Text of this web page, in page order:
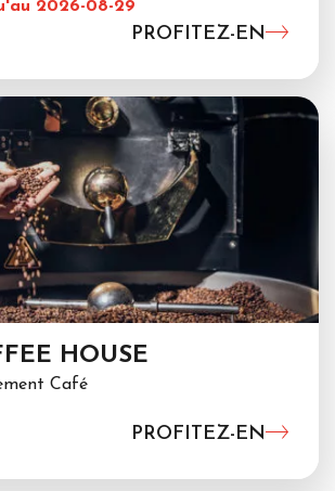
2026-08-29
PROFITEZ-EN
HOUSE
Café
PROFITEZ-EN